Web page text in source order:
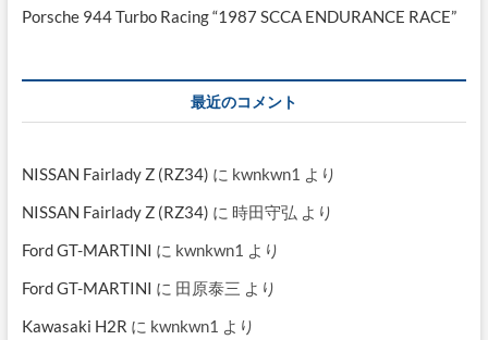
Porsche 944 Turbo Racing “1987 SCCA ENDURANCE RACE”
最近のコメント
NISSAN Fairlady Z (RZ34) に kwnkwn1 より
NISSAN Fairlady Z (RZ34) に 時田守弘 より
Ford GT-MARTINI に kwnkwn1 より
Ford GT-MARTINI に 田原泰三 より
Kawasaki H2R に kwnkwn1 より